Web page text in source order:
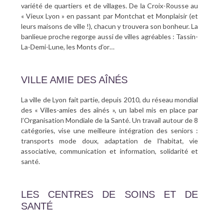
variété de quartiers et de villages. De la Croix-Rousse au
« Vieux Lyon » en passant par Montchat et Monplaisir (et
leurs maisons de ville !), chacun y trouvera son bonheur. La
banlieue proche regorge aussi de villes agréables : Tassin-
La-Demi-Lune, les Monts d’or…
VILLE AMIE DES AÎNÉS
La ville de Lyon fait partie, depuis 2010, du réseau mondial
des « Villes-amies des aînés », un label mis en place par
l’Organisation Mondiale de la Santé. Un travail autour de 8
catégories, vise une meilleure intégration des seniors :
transports mode doux, adaptation de l’habitat, vie
associative, communication et information, solidarité et
santé.
LES CENTRES DE SOINS ET DE
SANTÉ